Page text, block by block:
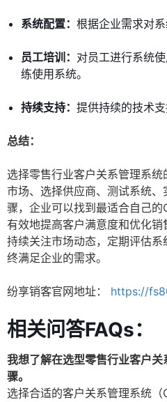
系统配置： 根据企业需求对系
员工培训： 对员工进行系统
练使用系统。
持续支持： 提供持续的技术支
总结：
选择零售行业客户关系管理系
市场、选择供应商、测试系统
骤，企业可以找到最适合自己
有效地提高客户满意度和优化
持续关注市场动态，定期评估
终满足企业的需求。
纷享销客官网地址： https://
相关问答FAQs：
我想了解在选型零售行业客户
骤。
选择合适的客户关系管理系统